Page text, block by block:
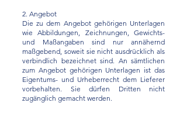
2. Angebot
Die zu dem Angebot gehörigen Unterlagen
wie Abbildungen, Zeichnungen, Gewichts-
und Maßangaben sind nur annähernd
maßgebend, soweit sie nicht ausdrücklich als
verbindlich bezeichnet sind. An sämtlichen
zum Angebot gehörigen Unterlagen ist das
Eigentums- und Urheberrecht dem Lieferer
vorbehalten. Sie dürfen Dritten nicht
zugänglich gemacht werden.